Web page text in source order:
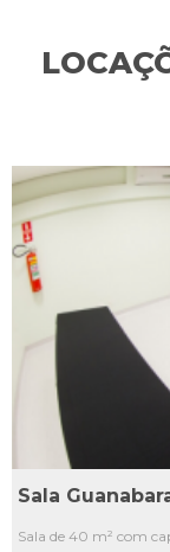
L4
L5
Sala
Sala de 40 m² com